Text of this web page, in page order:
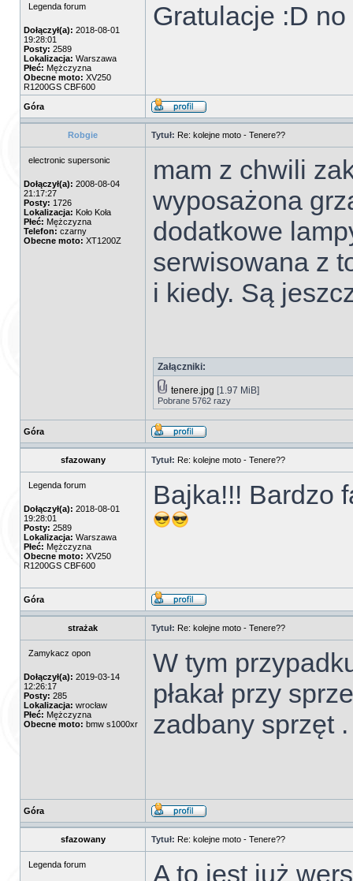
Legenda forum
Dołączył(a): 2018-08-01
19:28:01
Posty: 2589
Lokalizacja: Warszawa
Płeć: Mężczyzna
Obecne moto: XV250
R1200GS CBF600
Gratulacje :D
Góra
Robgie Tytuł: Re: kolejne moto - Tenere??
electronic supersonic
Dołączył(a): 2008-08-04
21:17:27
Posty: 1726
Lokalizacja: Koło Koła
Płeć: Mężczyzna
Telefon: czarny
Obecne moto: XT1200Z
mam z chwili
wyposażona
dodatkowe
serwisowana z
i kiedy. Są
Załączniki:
tenere.jpg [1.97 MiB]
Pobrane 5762 razy
Góra
sfazowany Tytuł: Re: kolejne moto - Tenere??
Legenda forum
Dołączył(a): 2018-08-01
19:28:01
Posty: 2589
Lokalizacja: Warszawa
Płeć: Mężczyzna
Obecne moto: XV250
R1200GS CBF600
Bajka!!! Bardzo
Góra
strażak Tytuł: Re: kolejne moto - Tenere??
Zamykacz opon
Dołączył(a): 2019-03-14
12:26:17
Posty: 285
Lokalizacja: wrocław
Płeć: Mężczyzna
Obecne moto: bmw s1000xr
W tym
płakał przy
zadbany sprzęt
Góra
sfazowany Tytuł: Re: kolejne moto - Tenere??
Legenda forum A to jest już